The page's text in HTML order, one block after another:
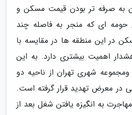
صرفه تر بودن قیمت مسکن و
حومه ای که منجر به فاصله چند
در این منطقه ها در مقایسه با
اهمیت بیشتری دارد. به این
شهری تهران از ناحیه دو
در معرض تهدید قرار گرفته است.
به انگیزه یافتن شغل بعد از